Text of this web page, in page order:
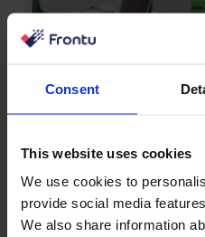
Consent
This website uses cookies
We use cookies to
provide social media
We also share information